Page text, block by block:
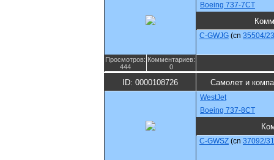
Boeing 737-7CT
C-GWJG (cn 35504/
Просмотров:
444
Комментариев:
0
ID: 0000108726 Самолет и
WestJet
Boeing 737-8CT
C-GWSZ (cn 37092/